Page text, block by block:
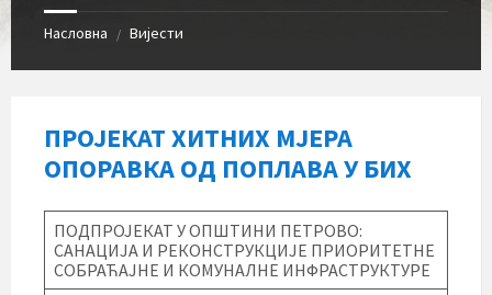
Насловна / Вијести
ПРОЈЕКАТ ХИТНИХ МЈЕРА
ОПОРАВКА ОД ПОПЛАВА У БИХ
ПОДПРОЈЕКАТ У ОПШТИНИ ПЕТРОВО:
САНАЦИЈА И РЕКОНСТРУКЦИЈЕ ПРИОРИТЕТНЕ
СОБРАЋАЈНЕ И КОМУНАЛНЕ ИНФРАСТРУКТУРЕ